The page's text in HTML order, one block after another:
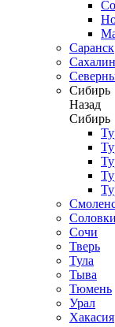
Саранск
Сахалин
Сибирь
Назад
Сибирь
Соловки
Сочи
Тверь
Тула
Тыва
Тюмень
Урал
Хакасия